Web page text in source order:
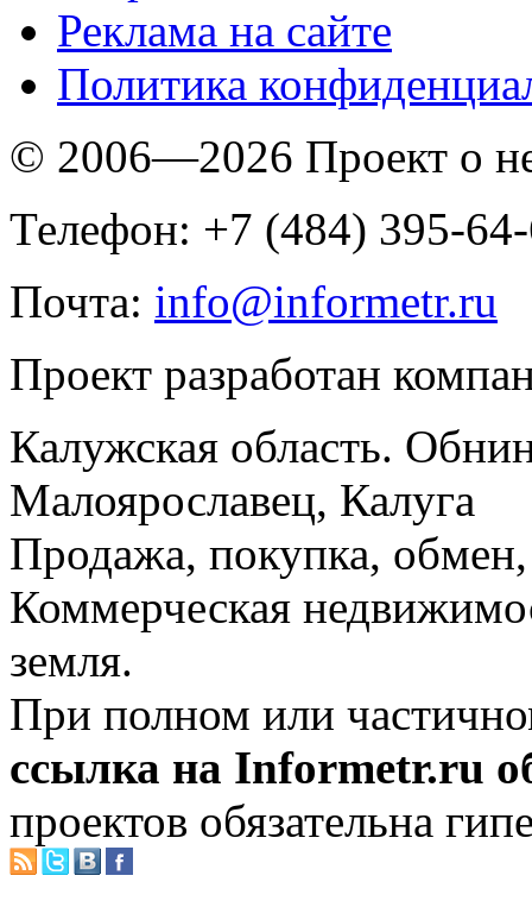
Реклама на сайте
Политика
© 2006—2026 Проект о
Телефон: +7 (484) 395-
Почта: info@informetr.ru
Проект разработан
Калужская область.
Малоярославец, Калуга
Продажа, покупка, обмен,
Коммерческая
земля.
При полном или
ссылка на Informetr.ru
проектов обязательна